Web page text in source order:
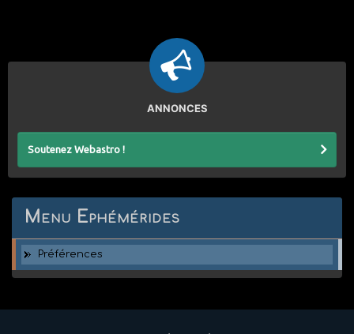
ANNONCES
Soutenez Webastro !
Menu Ephémérides
Préférences